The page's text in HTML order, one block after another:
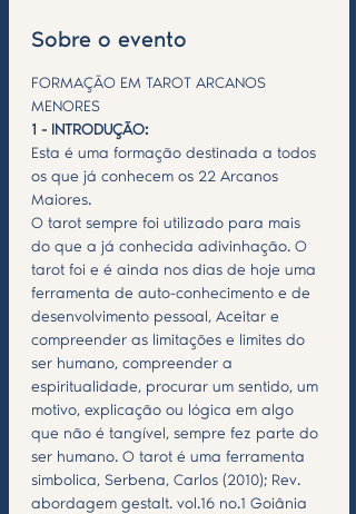
Sobre o evento
FORMAÇÃO EM TAROT ARCANOS
MENORES
1 - INTRODUÇÃO:
Esta é uma formação destinada a todos
os que já conhecem os 22 Arcanos
Maiores.
O tarot sempre foi utilizado para mais
do que a já conhecida adivinhação. O
tarot foi e é ainda nos dias de hoje uma
ferramenta de auto-conhecimento e de
desenvolvimento pessoal, Aceitar e
compreender as limitações e limites do
ser humano, compreender a
espiritualidade, procurar um sentido, um
motivo, explicação ou lógica em algo
que não é tangível, sempre fez parte do
ser humano. O tarot é uma ferramenta
simbolica, Serbena, Carlos (2010); Rev.
abordagem gestalt. vol.16 no.1 Goiânia